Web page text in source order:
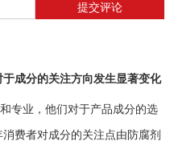
提交评论
成分的关注方向发生显著变化
专业，他们对于产品成分的选
费者对成分的关注点由防腐剂